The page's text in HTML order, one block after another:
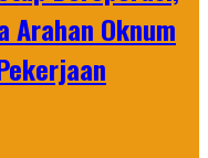
Arahan Oknum